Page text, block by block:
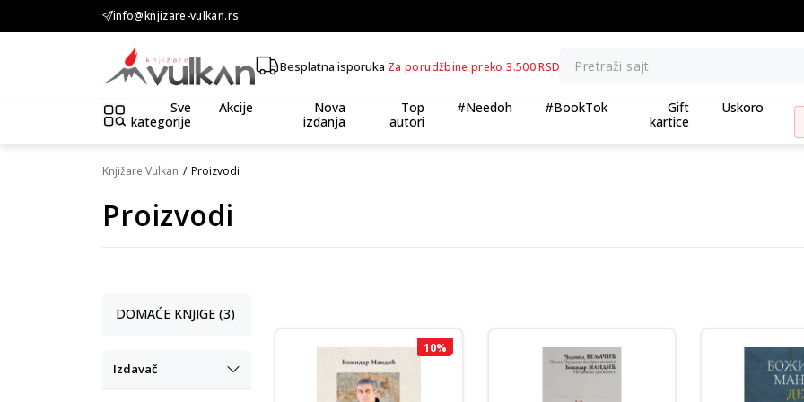
info@knjizare-vulkan.rs
KOLIČINSKI POPUST ::: Dodatnih 10% na tri kupljena artikla
Besplatna isporuka Za porudžbine preko 3.500 RSD Pretraži sajt
Sve
kategorije
Akcije
Nova
izdanja
Top
autori
#Needoh #BookTok
Gift
kartice
Uskoro
Knjižare Vulkan Proizvodi
Proizvodi
DOMAĆE KNJIGE (3)
Izdavač
10%